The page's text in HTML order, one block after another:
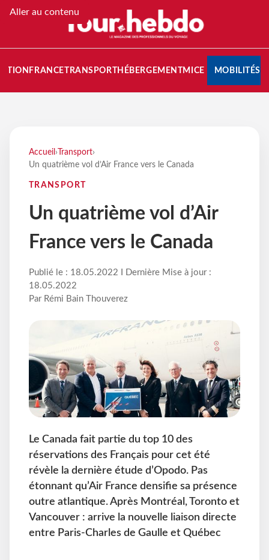
Aller au contenu
FRANCETRANSPORT HÉBERGEMENTMICE MOBILITÉS
Accueil › Transport›
Un quatrième vol d’Air France vers le Canada
TRANSPORT
Un quatrième vol d’Air
France vers le Canada
Publié le : 18.05.2022 I Dernière Mise à jour :
18.05.2022
Par Rémi Bain Thouverez
Le Canada fait partie du top 10 des
réservations des Français pour cet été
révèle la dernière étude d’Opodo. Pas
étonnant qu’Air France densifie sa présence
outre atlantique. Après Montréal, Toronto et
Vancouver : arrive la nouvelle liaison directe
entre Paris-Charles de Gaulle et Québec